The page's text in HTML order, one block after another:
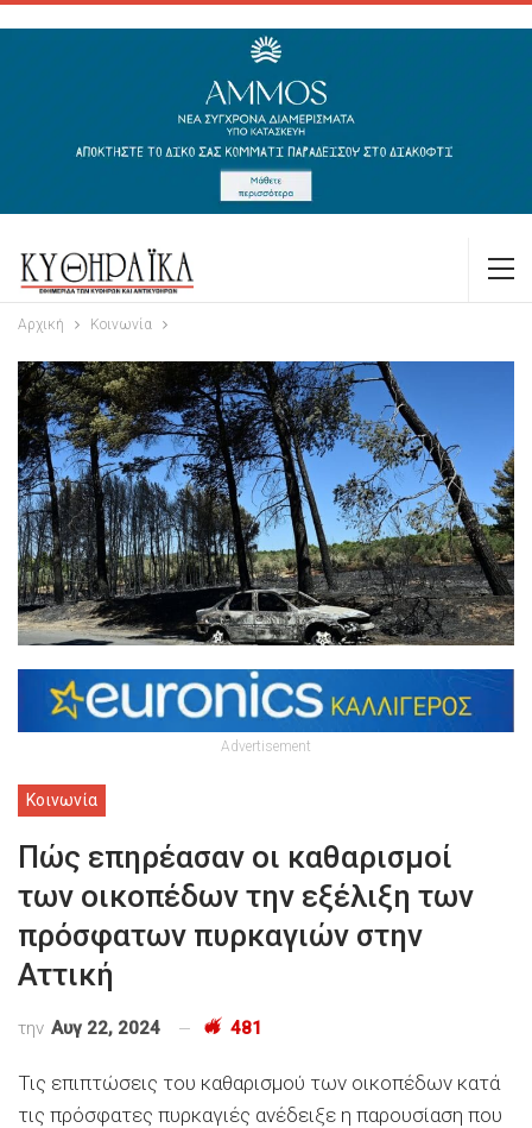
Αρχική Κοινωνία
Advertisement
Κοινωνία
Πώς επηρέασαν οι καθαρισμοί
των οικοπέδων την εξέλιξη των
πρόσφατων πυρκαγιών στην
Αττική
την Αυγ 22, 2024 481
Τις επιπτώσεις του καθαρισμού των οικοπέδων κατά
τις πρόσφατες πυρκαγιές ανέδειξε η παρουσίαση που